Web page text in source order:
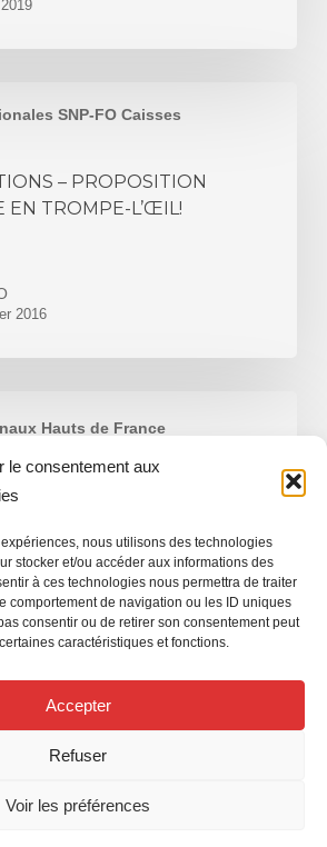
le consentement aux
nous utilisons des technologies
stocker et/ou accéder aux informations des
à ces technologies nous permettra de traiter
comportement de navigation ou les ID uniques
consentir ou de retirer son consentement peut
caractéristiques et fonctions.
Accepter
Refuser
Voir les préférences
SNP-FO Caisses
– PROPOSITION
EN TROMPE-L’ŒIL!
2016
Hauts de France